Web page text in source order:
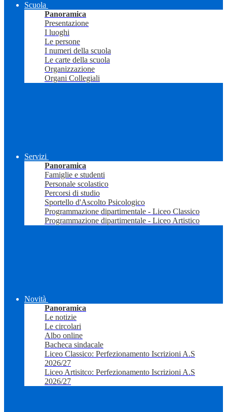
Scuola
Panoramica
Presentazione
I luoghi
Le persone
I numeri della scuola
Le carte della scuola
Organizzazione
Organi Collegiali
Servizi
Panoramica
Famiglie e studenti
Personale scolastico
Percorsi di studio
Sportello d'Ascolto Psicologico
Programmazione dipartimentale - Liceo Classico
Programmazione dipartimentale - Liceo Artistico
Novità
Panoramica
Le notizie
Le circolari
Albo online
Bacheca sindacale
Liceo Classico: Perfezionamento Iscrizioni A.S
2026/27
Liceo Artisitco: Perfezionamento Iscrizioni A.S
2026/27